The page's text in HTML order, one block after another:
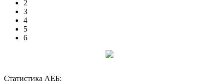
2
3
4
5
6
Статистика АЕБ: